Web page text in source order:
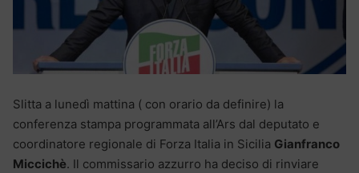
Slitta a lunedì mattina ( con orario da definire) la
conferenza stampa programmata all’Ars dal deputato e
coordinatore regionale di Forza Italia in Sicilia Gianfranco
Miccichè. Il commissario azzurro ha deciso di rinviare